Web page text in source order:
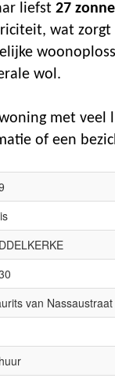
liefst 27
wat zorgt
wol.
met veel
of een
van Nassaustraat